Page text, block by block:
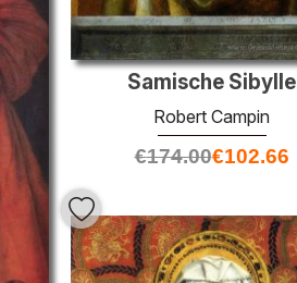
Samische Sibylle
Robert Campin
€174.00€102.66